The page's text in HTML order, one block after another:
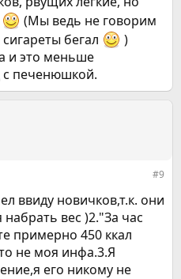
(Мы ведь не говорим
бегал
)
и это меньше
печенюшкой.
#9
ввиду новичков,т.к. они
вес )2."За час
примерно 450 ккал
не моя инфа.3.Я
его никому не